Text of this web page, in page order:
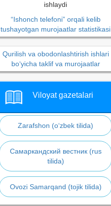
ishlaydi
“Ishonch telefoni” orqali kelib
tushayotgan murojaatlar statistikasi
Qurilish va obodonlashtirish ishlari
bo‘yicha taklif va murojaatlar
Viloyat gazetalari
Zarafshon (o‘zbek tilida)
Самаркандский вестник (rus
tilida)
Ovozi Samarqand (tojik tilida)